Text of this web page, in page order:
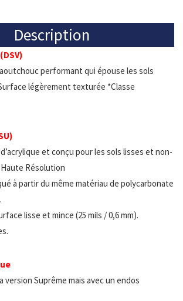
Description
performant qui épouse les sols
légèrement texturée *Classe
et conçu pour les sols lisses et non-
Résolution
à partir du même matériau de polycarbonate
lisse et mince (25 mils / 0,6 mm).
version Suprême mais avec un endos